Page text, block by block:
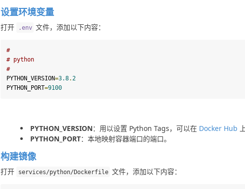
设置环境变量
打开 .env 文件，添加以下内容：
#
# python
#
PYTHON_VERSION=3.8. 2
PYTHON_PORT=9100
PYTHON_VERSION：用以设置 Python Tags，可以在 Docker Hub
PYTHON_PORT：本地映射容器端口的端口。
构建镜像
打开 services/python/Dockerfile 文件，添加以下内容：